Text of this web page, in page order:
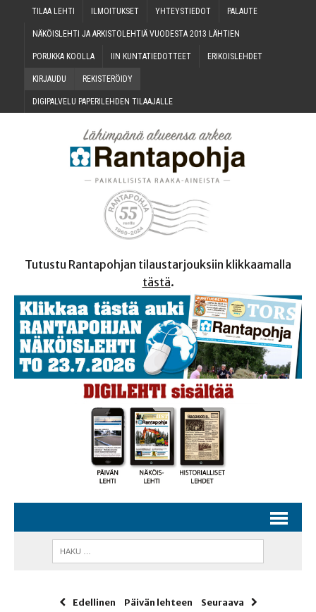
TILAA LEH­TI ILMOI­TUK­SET YHTEYS­TIE­DOT PALAU­TE
NÄKÖIS­LEH­TI JA ARKIS­TO­LEH­TIÄ VUO­DES­TA 2013 LÄHTIEN
PORUK­KA KOOLLA IIN KUN­TA­TIE­DOT­TEET ERI­KOIS­LEH­DET
KIR­JAU­DU REKIS­TE­RÖI­DY
DIGI­PAL­VE­LU PAPE­RI­LEH­DEN TILAAJALLE
Tutustu Rantapohjan tilaustarjouksiin klikkaamalla
tästä.
Edellinen Päivän lehteen Seuraava